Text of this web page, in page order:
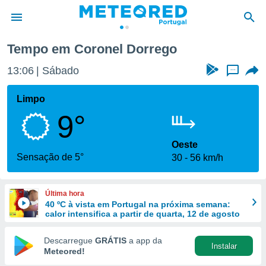
da
foi
fornecidas
a este
das
e
forma
digital
Tempo em Coronel Dorrego
13:06 Sábado ...
Limpo
9°
Sensação de 5°
Oeste
30
56 km/h
Última hora
40 ºC à vista em Portugal na próxima semana:
calor intensifica a partir de quarta, 12 de agosto
Descarregue GRÁTIS a app da
Meteored!
Instalar